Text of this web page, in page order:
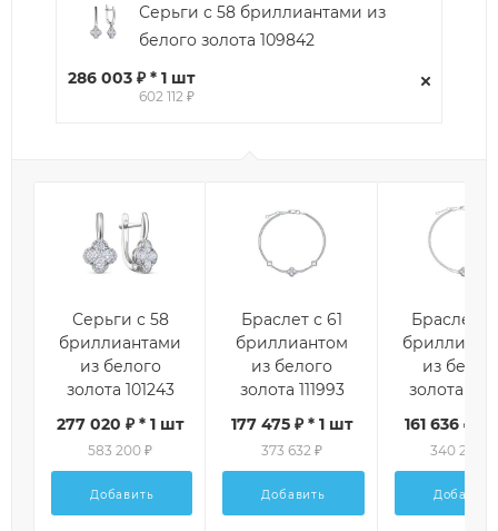
Серьги с 58 бриллиантами из
белого золота 109842
286 003 ₽ * 1 шт
602 112 ₽
Серьги с 58
бриллиантами
из белого
золота 101243
277 020 ₽ * 1 шт
583 200 ₽
Добавить
Браслет с 61
бриллиантом
из белого
золота 111993
177 475 ₽ * 1 шт
373 632 ₽
Добавить
Браслет с
из
золота
161 636 ₽ *
340 288 ₽
Добавить